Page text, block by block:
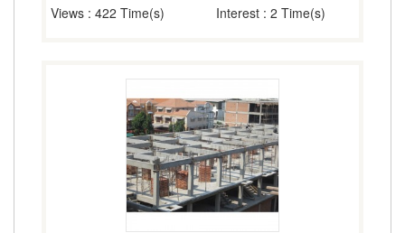
Views : 422 Time(s) Interest : 2 Time(s)